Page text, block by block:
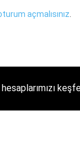
açmalısınız